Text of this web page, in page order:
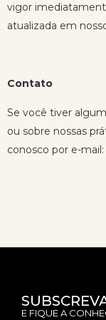
vigor
atualizada em
Contato
Se você tiver
ou sobre nossas
conosco por e-mail:
E FIQUE A